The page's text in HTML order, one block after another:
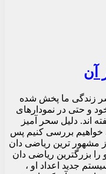
آن
زندگی ما پخش شده
و حتی در نمودارهای
اند. دلیل سحر آمیز
خواهیم بررسی کنیم پس
مشهور ترین ریاضی دان
بزرگترین ریاضی دان
جدید اعداد او ،